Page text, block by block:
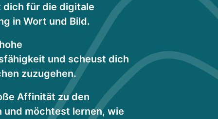
dich für die digitale
in Wort und Bild.
und scheust dich
zuzugehen.
Affinität zu den
und möchtest lernen, wie